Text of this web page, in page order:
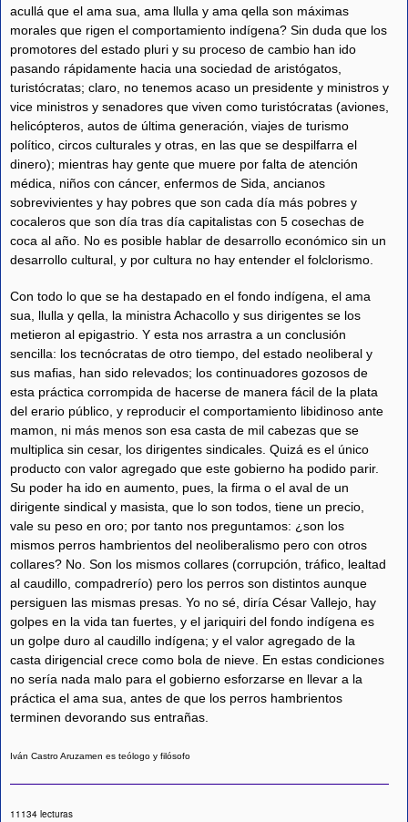
acullá que el ama sua, ama llulla y ama qella son máximas
morales que rigen el comportamiento indígena? Sin duda que los
promotores del estado pluri y su proceso de cambio han ido
pasando rápidamente hacia una sociedad de aristógatos,
turistócratas; claro, no tenemos acaso un presidente y ministros y
vice ministros y senadores que viven como turistócratas (aviones,
helicópteros, autos de última generación, viajes de turismo
político, circos culturales y otras, en las que se despilfarra el
dinero); mientras hay gente que muere por falta de atención
médica, niños con cáncer, enfermos de Sida, ancianos
sobrevivientes y hay pobres que son cada día más pobres y
cocaleros que son día tras día capitalistas con 5 cosechas de
coca al año. No es posible hablar de desarrollo económico sin un
desarrollo cultural, y por cultura no hay entender el folclorismo.
Con todo lo que se ha destapado en el fondo indígena, el ama
sua, llulla y qella, la ministra Achacollo y sus dirigentes se los
metieron al epigastrio. Y esta nos arrastra a un conclusión
sencilla: los tecnócratas de otro tiempo, del estado neoliberal y
sus mafias, han sido relevados; los continuadores gozosos de
esta práctica corrompida de hacerse de manera fácil de la plata
del erario público, y reproducir el comportamiento libidinoso ante
mamon, ni más menos son esa casta de mil cabezas que se
multiplica sin cesar, los dirigentes sindicales. Quizá es el único
producto con valor agregado que este gobierno ha podido parir.
Su poder ha ido en aumento, pues, la firma o el aval de un
dirigente sindical y masista, que lo son todos, tiene un precio,
vale su peso en oro; por tanto nos preguntamos: ¿son los
mismos perros hambrientos del neoliberalismo pero con otros
collares? No. Son los mismos collares (corrupción, tráfico, lealtad
al caudillo, compadrerío) pero los perros son distintos aunque
persiguen las mismas presas. Yo no sé, diría César Vallejo, hay
golpes en la vida tan fuertes, y el jariquiri del fondo indígena es
un golpe duro al caudillo indígena; y el valor agregado de la
casta dirigencial crece como bola de nieve. En estas condiciones
no sería nada malo para el gobierno esforzarse en llevar a la
práctica el ama sua, antes de que los perros hambrientos
terminen devorando sus entrañas.
Iván Castro Aruzamen es teólogo y filósofo
11134 lecturas